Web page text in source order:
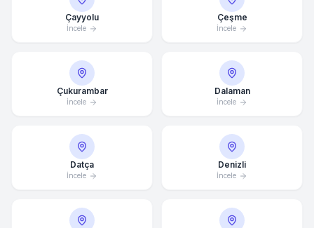
Çayyolu
İncele
Çeşme
İncele
Çukurambar
İncele
Dalaman
İncele
Datça
İncele
Denizli
İncele